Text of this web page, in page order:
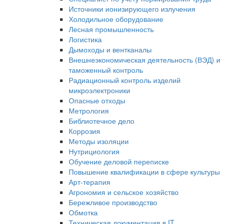
Источники ионизирующего излучения
Холодильное оборудование
Лесная промышленность
Логистика
Дымоходы и вентканалы
Внешнеэкономическая деятельность (ВЭД) и
таможенный контроль
Радиационный контроль изделий
микроэлектроники
Опасные отходы
Метрология
Библиотечное дело
Коррозия
Методы изоляции
Нутрициология
Обучение деловой переписке
Повышение квалификации в сфере культуры
Арт-терапия
Агрономия и сельское хозяйство
Бережливое производство
Обмотка